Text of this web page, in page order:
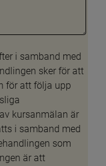
i samband med
sker för att
för att följa upp
kursanmälan är
i samband med
som
är att